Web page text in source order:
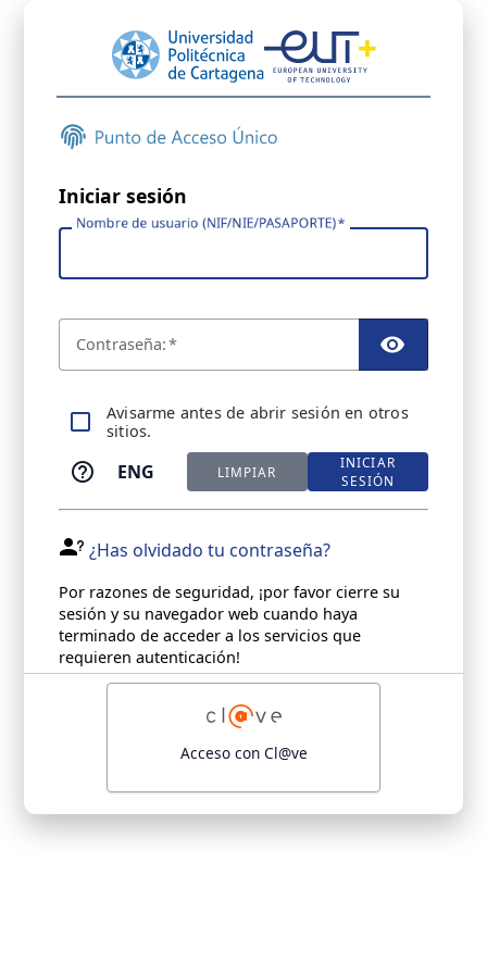
Iniciar sesión
Nombre de usuario (NIF/NIE/PASAPORTE)
Contraseña:
Avisarme antes de abrir sesión en otros
sitios.
ENG LIMPIAR
INICIAR
SESIÓN
¿Has olvidado tu contraseña?
Por razones de seguridad, ¡por favor cierre su
sesión y su navegador web cuando haya
terminado de acceder a los servicios que
requieren autenticación!